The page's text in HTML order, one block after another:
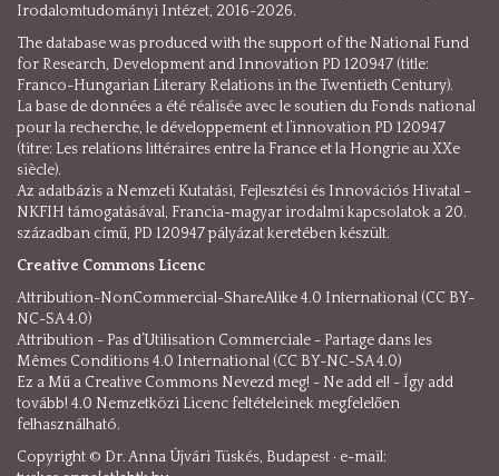
Irodalomtudományi Intézet, 2016-2026.
The database was produced with the support of the National Fund
for Research, Development and Innovation PD 120947 (title:
Franco-Hungarian Literary Relations in the Twentieth Century).
La base de données a été réalisée avec le soutien du Fonds national
pour la recherche, le développement et l’innovation PD 120947
(titre: Les relations littéraires entre la France et la Hongrie au XXe
siècle).
Az adatbázis a Nemzeti Kutatási, Fejlesztési és Innovációs Hivatal –
NKFIH támogatásával, Francia-magyar irodalmi kapcsolatok a 20.
században című, PD 120947 pályázat keretében készült.
Creative Commons Licenc
Attribution-NonCommercial-ShareAlike 4.0 International (CC BY-
NC-SA 4.0)
Attribution - Pas d’Utilisation Commerciale - Partage dans les
Mêmes Conditions 4.0 International (CC BY-NC-SA 4.0)
Ez a Mű a Creative Commons Nevezd meg! - Ne add el! - Így add
tovább! 4.0 Nemzetközi Licenc feltételeinek megfelelően
felhasználható.
Copyright © Dr. Anna Újvári Tüskés, Budapest · e-mail: